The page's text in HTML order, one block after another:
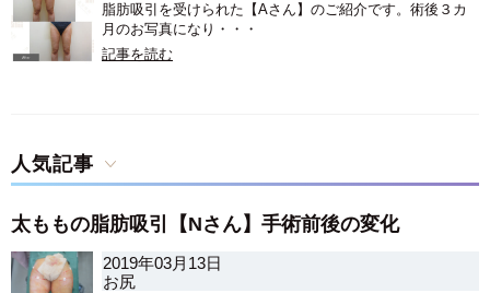
脂肪吸引を受けられた【Aさん】のご紹介です。術後３カ
月のお写真になり・・・
記事を読む
人気記事
太ももの脂肪吸引【Nさん】手術前後の変化
2019年03月13日
お尻